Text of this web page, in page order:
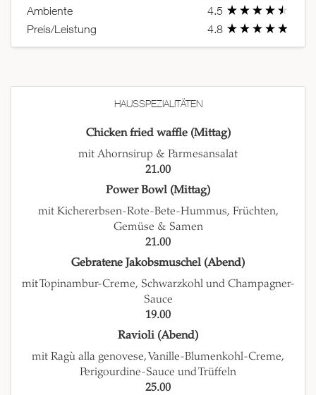
Ambiente
4.5
Preis/Leistung
4.8
HAUSSPEZIALITÄTEN
Chicken fried waffle (Mittag)
mit Ahornsirup & Parmesansalat
21.00
Power Bowl (Mittag)
mit Kichererbsen-Rote-Bete-Hummus, Früchten,
Gemüse & Samen
21.00
Gebratene Jakobsmuschel (Abend)
mit Topinambur-Creme, Schwarzkohl und Champagner-
Sauce
19.00
Ravioli (Abend)
mit Ragù alla genovese, Vanille-Blumenkohl-Creme,
Perigourdine-Sauce und Trüffeln
25.00